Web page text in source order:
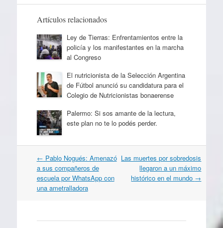
Artículos relacionados
Ley de Tierras: Enfrentamientos entre la
policía y los manifestantes en la marcha
al Congreso
El nutricionista de la Selección Argentina
de Fútbol anunció su candidatura para el
Colegio de Nutricionistas bonaerense
Palermo: Si sos amante de la lectura,
este plan no te lo podés perder.
Navegación
por
artículos
← Pablo Nogués: Amenazó
a sus compañeros de
escuela por WhatsApp con
una ametralladora
Las muertes por sobredosis
llegaron a un máximo
histórico en el mundo →